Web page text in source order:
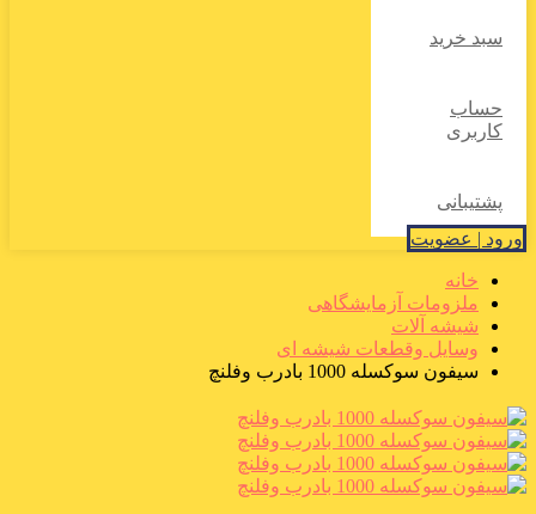
سبد خرید
حساب
کاربری
پشتیبانی
ورود | عضویت
خانه
ملزومات آزمایشگاهی
شیشه آلات
وسایل وقطعات شیشه ای
سیفون سوکسله 1000 بادرب وفلنچ